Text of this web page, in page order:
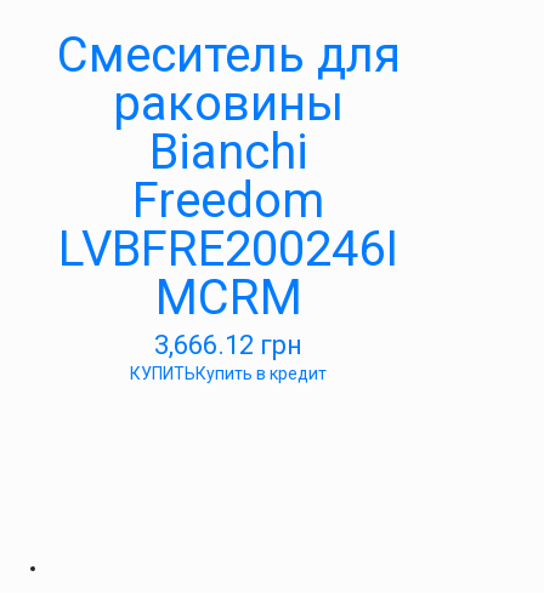
Смеситель для
раковины
Bianchi
Freedom
LVBFRE200246I
MCRM
3,666.12 грн
КУПИТЬКупить в кредит